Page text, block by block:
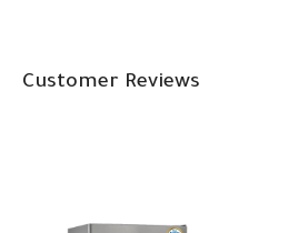
Customer Reviews